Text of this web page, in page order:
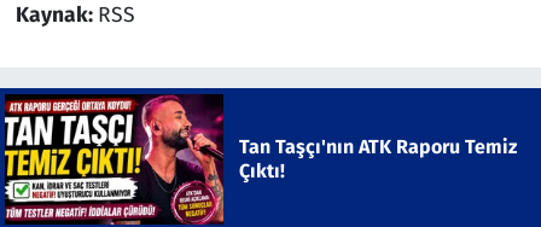
Kaynak: RSS
Tan Taşçı'nın ATK Raporu Temiz
Çıktı!